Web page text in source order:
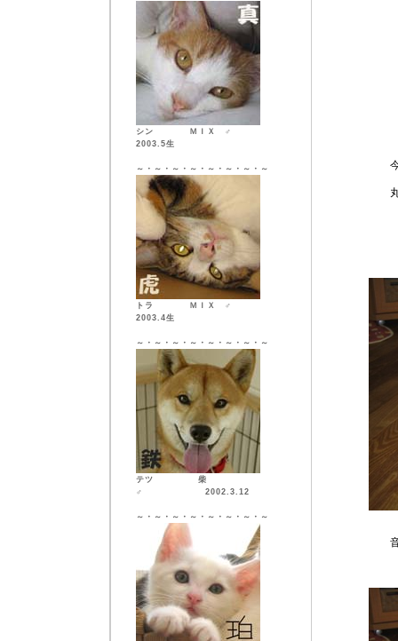
シン ＭＩＸ ♂
2003.5生
～・～・～・～・～・～・～・～
トラ ＭＩＸ ♂
2003.4生
～・～・～・～・～・～・～・～
テツ 柴
♂ 2002.3.12
～・～・～・～・～・～・～・～
今度は虎
丸いカゴ
音 「入